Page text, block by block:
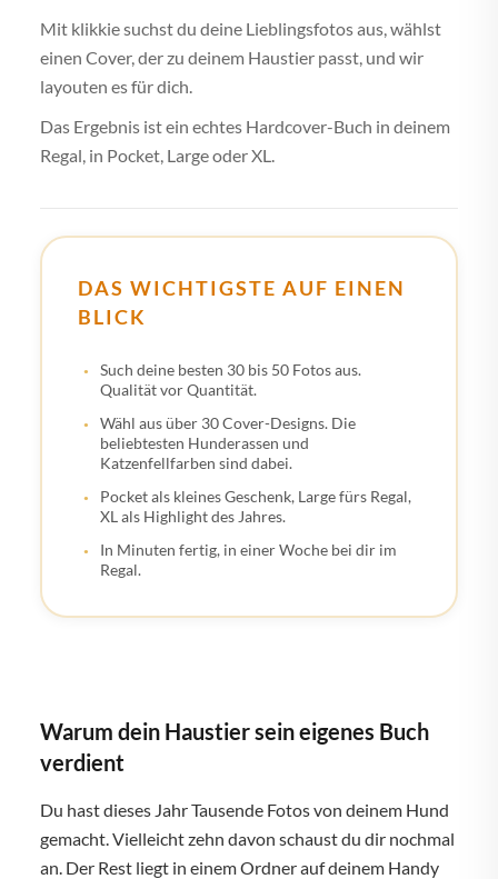
Mit klikkie suchst du deine Lieblingsfotos aus, wählst
einen Cover, der zu deinem Haustier passt, und wir
layouten es für dich.
Das Ergebnis ist ein echtes Hardcover-Buch in deinem
Regal, in Pocket, Large oder XL.
DAS WICHTIGSTE AUF EINEN
BLICK
Such deine besten 30 bis 50 Fotos aus.
Qualität vor Quantität.
Wähl aus über 30 Cover-Designs. Die
beliebtesten Hunderassen und
Katzenfellfarben sind dabei.
Pocket als kleines Geschenk, Large fürs Regal,
XL als Highlight des Jahres.
In Minuten fertig, in einer Woche bei dir im
Regal.
Warum dein Haustier sein eigenes Buch
verdient
Du hast dieses Jahr Tausende Fotos von deinem Hund
gemacht. Vielleicht zehn davon schaust du dir nochmal
an. Der Rest liegt in einem Ordner auf deinem Handy